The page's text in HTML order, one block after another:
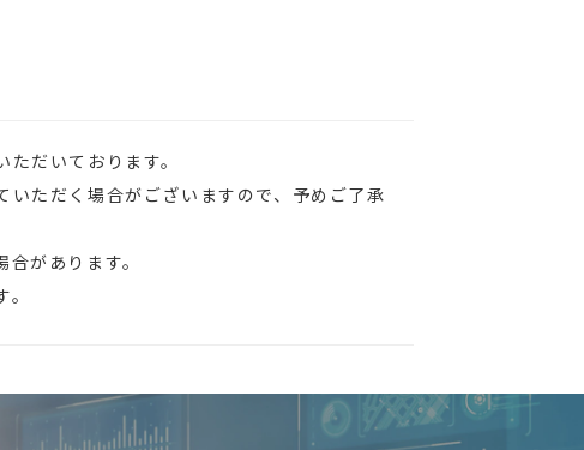
だいております。
ただく場合がございますので、予めご了承
があります。